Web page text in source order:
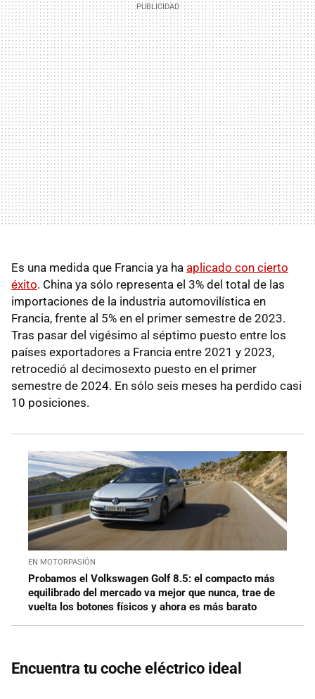
Es una medida que Francia ya ha aplicado con cierto
éxito. China ya sólo representa el 3% del total de las
importaciones de la industria automovilística en
Francia, frente al 5% en el primer semestre de 2023.
Tras pasar del vigésimo al séptimo puesto entre los
países exportadores a Francia entre 2021 y 2023,
retrocedió al decimosexto puesto en el primer
semestre de 2024. En sólo seis meses ha perdido casi
10 posiciones.
EN MOTORPASIÓN
Probamos el Volkswagen Golf 8.5: el compacto más
equilibrado del mercado va mejor que nunca, trae de
vuelta los botones físicos y ahora es más barato
Encuentra tu coche eléctrico ideal